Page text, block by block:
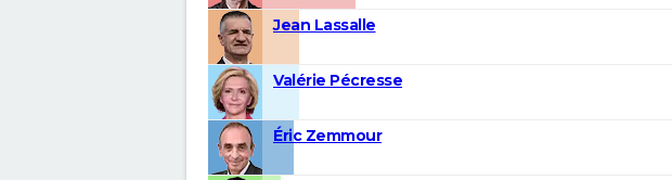
Jean Lassalle
Valérie Pécresse
Éric Zemmour